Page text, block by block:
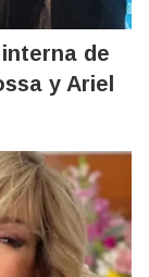
de
y Ariel